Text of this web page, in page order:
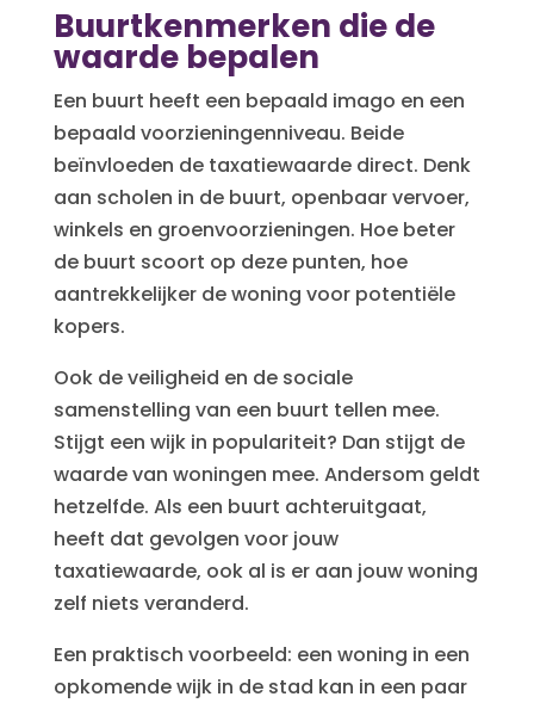
Buurtkenmerken die de
waarde bepalen
Een buurt heeft een bepaald imago en een
bepaald voorzieningenniveau. Beide
beïnvloeden de taxatiewaarde direct. Denk
aan scholen in de buurt, openbaar vervoer,
winkels en groenvoorzieningen. Hoe beter
de buurt scoort op deze punten, hoe
aantrekkelijker de woning voor potentiële
kopers.
Ook de veiligheid en de sociale
samenstelling van een buurt tellen mee.
Stijgt een wijk in populariteit? Dan stijgt de
waarde van woningen mee. Andersom geldt
hetzelfde. Als een buurt achteruitgaat,
heeft dat gevolgen voor jouw
taxatiewaarde, ook al is er aan jouw woning
zelf niets veranderd.
Een praktisch voorbeeld: een woning in een
opkomende wijk in de stad kan in een paar